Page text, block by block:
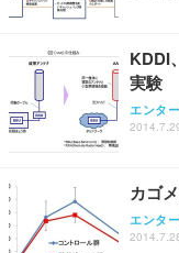
KDDI
実験
エンタ
カゴ
エンタ